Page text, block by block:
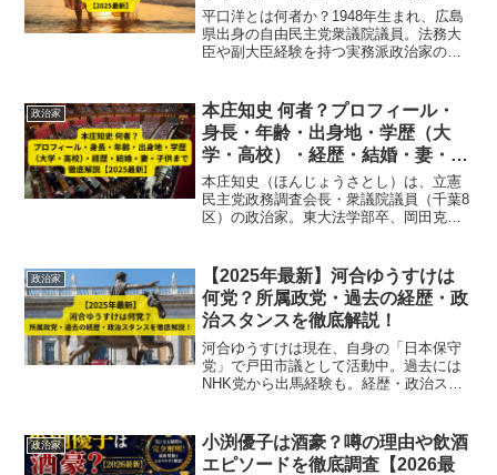
嫁・子供）・評判まで徹底解説
【2025最新】
平口洋とは何者か？1948年生まれ、広島
県出身の自由民主党衆議院議員。法務大
臣や副大臣経験を持つ実務派政治家の学
政治家
本庄知史 何者？プロフィール・
身長・年齢・出身地・学歴（大
学・高校）・経歴・結婚・妻・子
供まで徹底解説【2025最新】
本庄知史（ほんじょうさとし）は、立憲
民主党政務調査会長・衆議院議員（千葉8
区）の政治家。東大法学部卒、岡田克也
新】
政治家
【2025年最新】河合ゆうすけは
何党？所属政党・過去の経歴・政
治スタンスを徹底解説！
河合ゆうすけは現在、自身の「日本保守
党」で戸田市議として活動中。過去には
NHK党から出馬経験も。経歴・政治スタ
政治家
小渕優子は酒豪？噂の理由や飲酒
エピソードを徹底調査【2026最